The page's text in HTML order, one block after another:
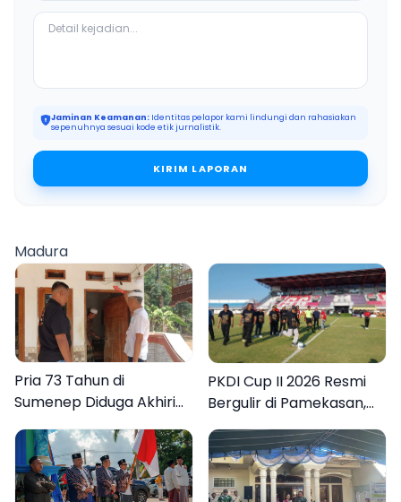
Jaminan Keamanan: Identitas pelapor kami lindungi dan rahasiakan
sepenuhnya sesuai kode etik jurnalistik.
KIRIM LAPORAN
Madura
Pria 73 Tahun di
Sumenep Diduga Akhiri
PKDI Cup II 2026 Resmi
Bergulir di Pamekasan,
Desa se-Madura Rebut
Tiket ke Tingkat Nasional